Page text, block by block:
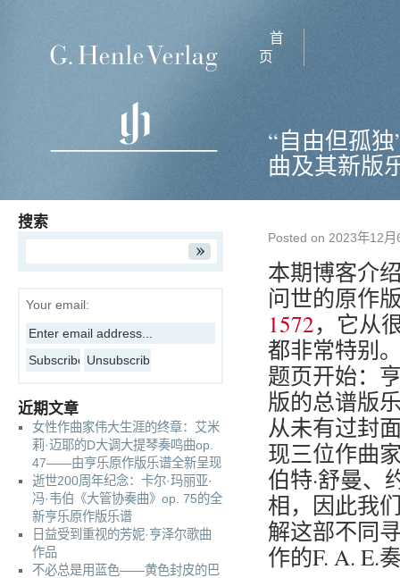
首
页
“自由但孤
曲及其新版
Posted on 2023年12月
本期博客介
问世的原作
1572，它从
都非常特别
题页开始：
版的总谱版
从未有过封
现三位作曲
伯特·舒曼、
相，因此我
解这部不同
作的F. A.
搜索
Your email:
近期文章
女性作曲家伟大生涯的终章：艾米
莉·迈耶的D大调大提琴奏鸣曲op.
47——由亨乐原作版乐谱全新呈现
逝世200周年纪念：卡尔·玛丽亚·
冯·韦伯《大管协奏曲》op. 75的全
新亨乐原作版乐谱
日益受到重视的芳妮·亨泽尔歌曲
作品
不必总是用蓝色——黄色封皮的巴